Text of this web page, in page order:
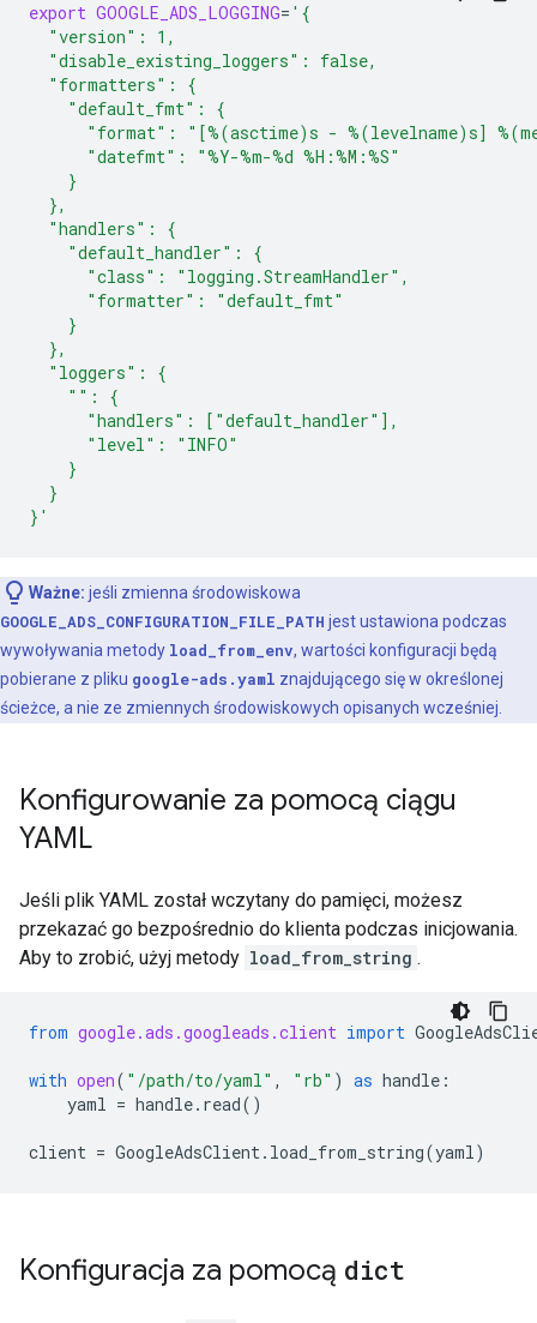
export GOOGLE_ADS_LOGGING= '{
  "version": 1,
  "disable_existing_loggers": false,
  "formatters": {
    "default_fmt": {
"format": "[%(asctime)s - %(levelname)s]
      "datefmt": "%Y-%m-%d %H:%M:%S"
    }
  },
  "handlers": {
    "default_handler": {
      "class": "logging.StreamHandler",
      "formatter": "default_fmt"
    }
  },
  "loggers": {
    "": {
      "handlers": ["default_handler"],
      "level": "INFO"
    }
  }
}'
Ważne: jeśli zmienna środowiskowa
GOOGLE_ADS_CONFIGURATION_FILE_PATH jest ustawiona podczas
wywoływania metody load_from_env, wartości konfiguracji będą
pobierane z pliku google-ads.yaml znajdującego się w określonej
ścieżce, a nie ze zmiennych środowiskowych opisanych wcześniej.
Konfigurowanie za pomocą ciągu
YAML
Jeśli plik YAML został wczytany do pamięci, możesz
przekazać go bezpośrednio do klienta podczas inicjowania.
Aby to zrobić, użyj metody load_from_string .
from google.ads.googleads.client import
with open( "/path/to/yaml" , "rb" ) as handle :
yaml = handle. read()
client = GoogleAdsClient. load_from_string(yaml)
Konfiguracja za pomocą dict